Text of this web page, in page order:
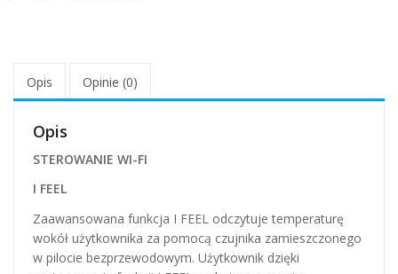
Opis Opinie (0)
Opis
STEROWANIE WI-FI
I FEEL
Zaawansowana funkcja I FEEL odczytuje temperaturę
wokół użytkownika za pomocą czujnika zamieszczonego
w pilocie bezprzewodowym. Użytkownik dzięki